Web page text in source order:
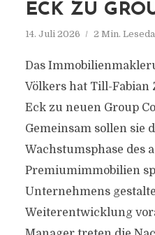
ECK ZU
14. Juli 2026 2 Min.
Das
Völkers hat Till-Fabian
Eck zu neuen Group
Gemeinsam sollen sie
Wachstumsphase des
Premiumimmobilien
Unternehmens
Weiterentwicklung